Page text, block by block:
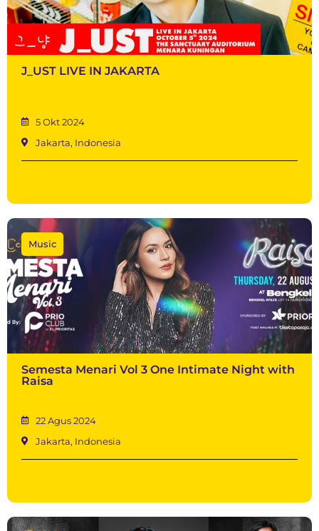
J_UST LIVE IN JAKARTA
5 Okt 2024
Jakarta, Indonesia
Music
Semesta Menari Vol 3 One Intimate Night with
Raisa
22 Agus 2024
Jakarta, Indonesia